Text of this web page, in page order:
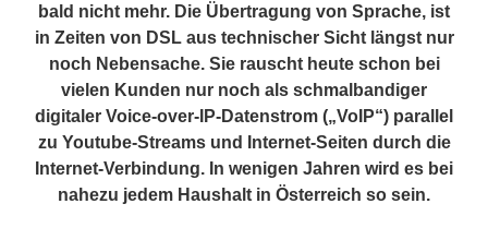
bald nicht mehr. Die Übertragung von Sprache, ist
in Zeiten von DSL aus technischer Sicht längst nur
noch Nebensache. Sie rauscht heute schon bei
vielen Kunden nur noch als schmalbandiger
digitaler Voice-over-IP-Datenstrom („VoIP“) parallel
zu Youtube-Streams und Internet-Seiten durch die
Internet-Verbindung. In wenigen Jahren wird es bei
nahezu jedem Haushalt in Österreich so sein.